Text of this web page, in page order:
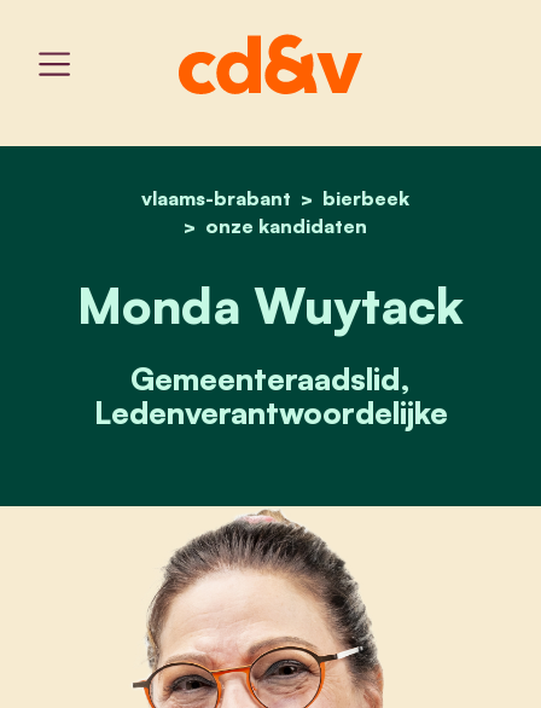
home
vlaams-brabant
bierbeek
onze kandidaten
monda wuytack
Monda Wuytack
Gemeenteraadslid,
Ledenverantwoordelijke